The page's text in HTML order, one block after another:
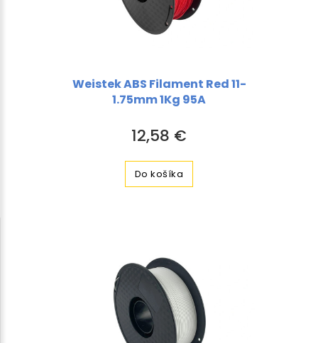
Weistek ABS Filament Red 11-
1.75mm 1Kg 95A
12,58 €
Do košíka